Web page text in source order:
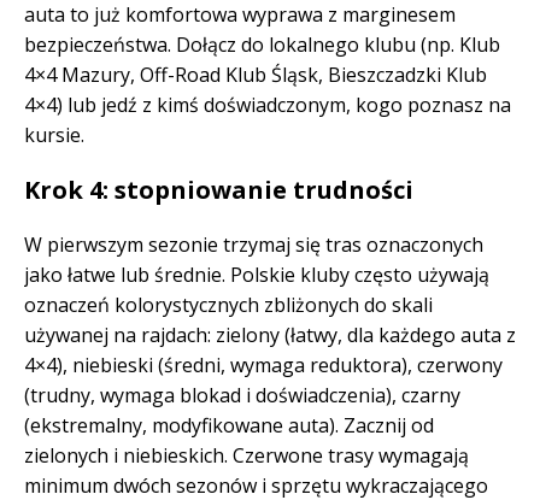
auta to już komfortowa wyprawa z marginesem
bezpieczeństwa. Dołącz do lokalnego klubu (np. Klub
4×4 Mazury, Off-Road Klub Śląsk, Bieszczadzki Klub
4×4) lub jedź z kimś doświadczonym, kogo poznasz na
kursie.
Krok 4: stopniowanie trudności
W pierwszym sezonie trzymaj się tras oznaczonych
jako łatwe lub średnie. Polskie kluby często używają
oznaczeń kolorystycznych zbliżonych do skali
używanej na rajdach: zielony (łatwy, dla każdego auta z
4×4), niebieski (średni, wymaga reduktora), czerwony
(trudny, wymaga blokad i doświadczenia), czarny
(ekstremalny, modyfikowane auta). Zacznij od
zielonych i niebieskich. Czerwone trasy wymagają
minimum dwóch sezonów i sprzętu wykraczającego